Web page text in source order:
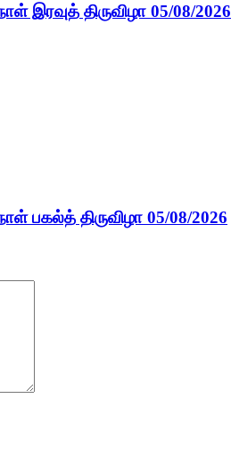
திருவிழா 05/08/2026
பகல்த் திருவிழா 05/08/2026